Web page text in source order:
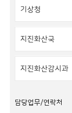
담당업무/연락처